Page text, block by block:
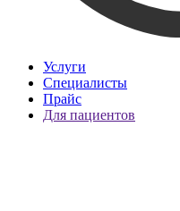
Услуги
Специалисты
Прайс
Для пациентов